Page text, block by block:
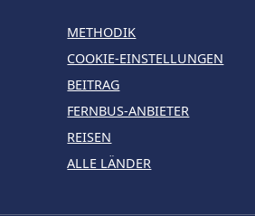
METHODIK
COOKIE-EINSTELLUNGEN
BEITRAG
FERNBUS-ANBIETER
REISEN
ALLE LÄNDER